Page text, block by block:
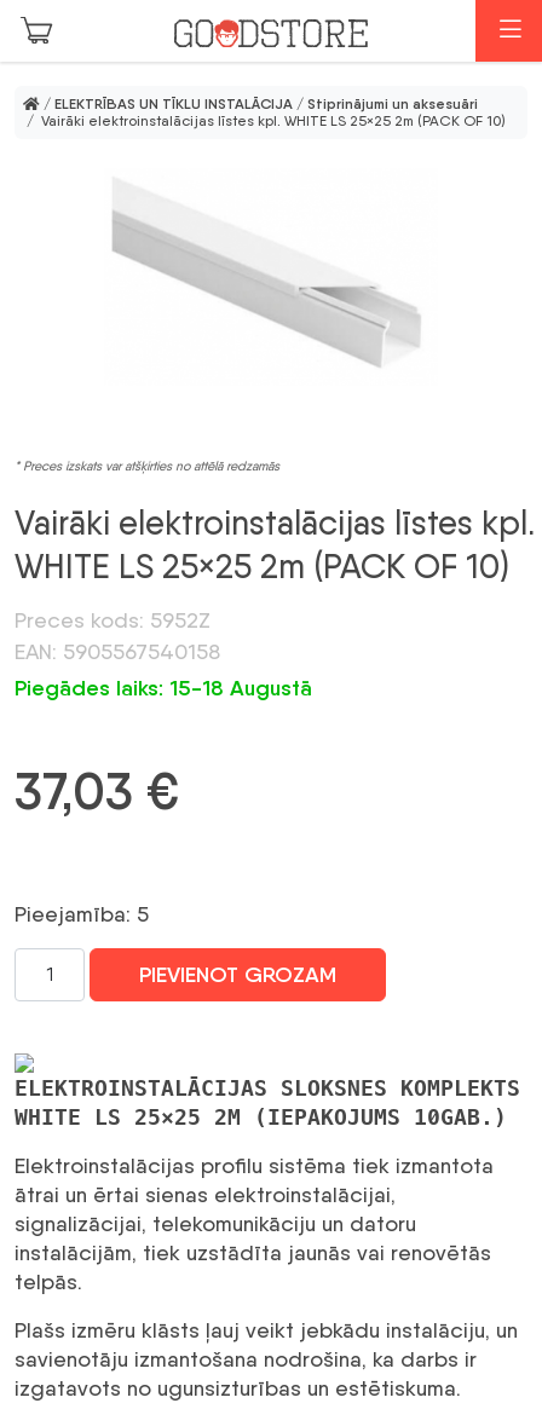
Skip to main content
/ ELEKTRĪBAS UN TĪKLU INSTALĀCIJA / Stiprinājumi un aksesuāri
/ Vairāki elektroinstalācijas līstes kpl. WHITE LS 25×25 2m (PACK OF 10)
* Preces izskats var atšķirties no attēlā redzamās
Vairāki elektroinstalācijas līstes kpl.
WHITE LS 25×25 2m (PACK OF 10)
Preces kods: 5952Z
EAN: 5905567540158
Piegādes laiks: 15-18 Augustā
37,03 €
Pieejamība: 5
Vairāki
elektroinstalācijas
kpl.
WHITE
LS
2m
(PACK
OF
10)
daudzums
PIEVIENOT GROZAM
ELEKTROINSTALĀCIJAS SLOKSNES KOMPLEKTS
WHITE LS 25×25 2M (IEPAKOJUMS 10GAB.)
Elektroinstalācijas profilu sistēma tiek izmantota
ātrai un ērtai sienas elektroinstalācijai,
signalizācijai, telekomunikāciju un datoru
instalācijām, tiek uzstādīta jaunās vai renovētās
telpās.
Plašs izmēru klāsts ļauj veikt jebkādu instalāciju, un
savienotāju izmantošana nodrošina, ka darbs ir
izgatavots no ugunsizturības un estētiskuma.